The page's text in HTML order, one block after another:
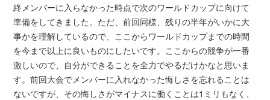
終メンバーに入らなかった時点で次のワールドカップに向けて
準備をしてきました。ただ、前回同様、残りの半年がいかに大
事かを理解しているので、ここからワールドカップまでの時間
を今まで以上に良いものにしたいです。ここからの競争が一番
激しいので、自分ができることを全力でやるだけかなと思いま
す。前回大会でメンバーに入れなかった悔しさを忘れることは
ないですが、その悔しさがマイナスに働くことは1ミリもなく、